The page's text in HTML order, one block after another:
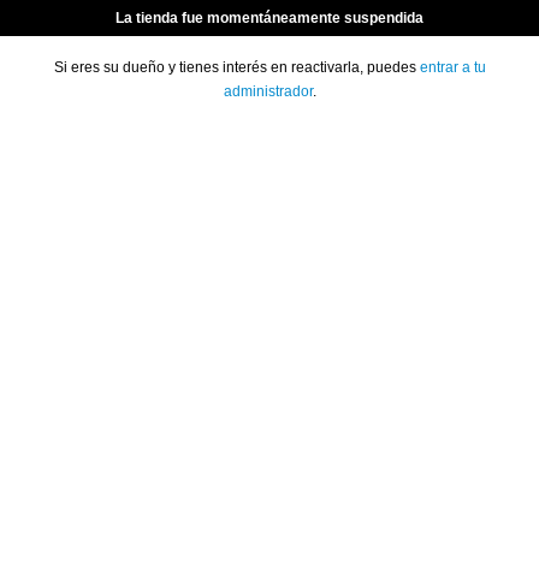
La tienda fue momentáneamente suspendida
Si eres su dueño y tienes interés en reactivarla, puedes entrar a tu
administrador.